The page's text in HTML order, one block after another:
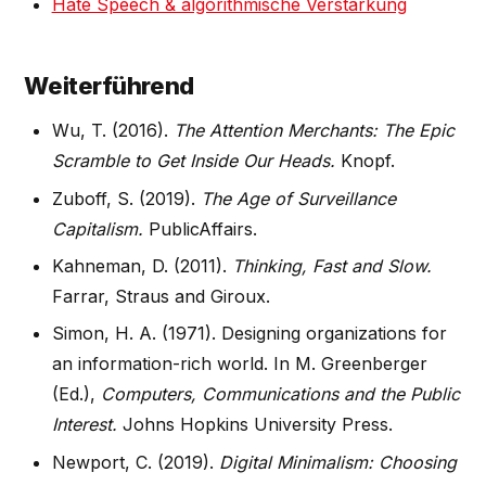
Weiterführend
Wu, T. (2016). The Attention Merchants: The Epic
Scramble to Get Inside Our Heads. Knopf.
Zuboff, S. (2019). The Age of Surveillance
Capitalism. PublicAffairs.
Kahneman, D. (2011). Thinking, Fast and Slow.
Farrar, Straus and Giroux.
Simon, H. A. (1971). Designing organizations for
an information-rich world. In M. Greenberger
(Ed.), Computers, Communications and the Public
Interest. Johns Hopkins University Press.
Newport, C. (2019). Digital Minimalism: Choosing